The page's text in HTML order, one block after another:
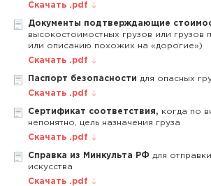
Скачать .pdf
Документы подтверждающие
высокостоимостных грузов или грузов
или описанию похожих на «дорогие»)
Скачать .pdf
Паспорт безопасности для опасных
Скачать .pdf
Сертификат соответствия, когда по
непонятно, цель назначения груза
Скачать .pdf
Справка из Минкульта РФ для
искусства
Скачать .pdf